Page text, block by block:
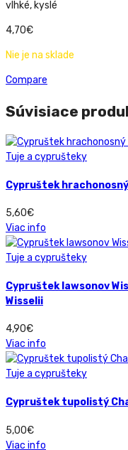
vlhké, kyslé
4,70€
Nie je na sklade
Compare
Súvisiace
Tuje a cyprušteky
Cypruštek
5,60€
Viac info
Tuje a cyprušteky
Cypruštek lawsonov
Wisselii
4,90€
Viac info
Tuje a cyprušteky
Cypruštek tupolistý
5,00€
Viac info